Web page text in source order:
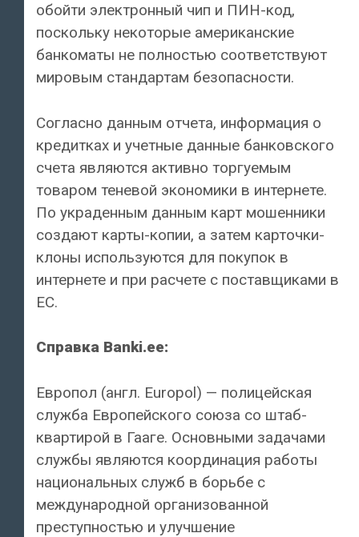
обойти электронный чип и ПИН-код,
поскольку некоторые американские
банкоматы не полностью соответствуют
мировым стандартам безопасности.
Согласно данным отчета, информация о
кредитках и учетные данные банковского
счета являются активно торгуемым
товаром теневой экономики в интернете.
По украденным данным карт мошенники
создают карты-копии, а затем карточки-
клоны используются для покупок в
интернете и при расчете с поставщиками в
ЕС.
Справка Banki.ee:
Европол (англ. Europol) — полицейская
служба Европейского союза со штаб-
квартирой в Гааге. Основными задачами
службы являются координация работы
национальных служб в борьбе с
международной организованной
преступностью и улучшение